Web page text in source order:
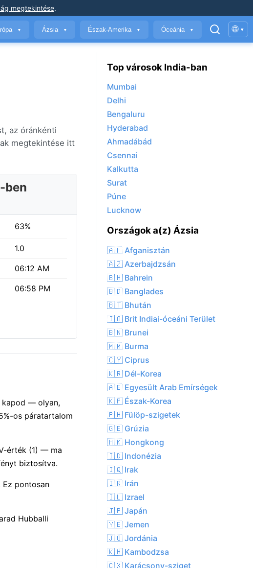
megtekintése.
▼ Ázsia ▼ Észak-Amerika ▼ Óceánia ▼ 🌐 ▾
az óránkénti
megtekintése itt
ben
63%
1.0
06:12 AM
06:58 PM
kapod — olyan,
os páratartalom
érték (1) — ma
biztosítva.
Ez pontosan
Hubballi
Top városok India-ban
Mumbai
Delhi
Bengaluru
Hyderabad
Ahmadábád
Csennai
Kalkutta
Surat
Púne
Lucknow
Országok a(z) Ázsia
🇦🇫 Afganisztán
🇦🇿 Azerbajdzsán
🇧🇭 Bahrein
🇧🇩 Banglades
🇧🇹 Bhután
🇮🇴 Brit Indiai-óceáni Terület
🇧🇳 Brunei
🇲🇲 Burma
🇨🇾 Ciprus
🇰🇷 Dél-Korea
🇦🇪 Egyesült Arab Emírségek
🇰🇵 Észak-Korea
🇵🇭 Fülöp-szigetek
🇬🇪 Grúzia
🇭🇰 Hongkong
🇮🇩 Indonézia
🇮🇶 Irak
🇮🇷 Irán
🇮🇱 Izrael
🇯🇵 Japán
🇾🇪 Jemen
🇯🇴 Jordánia
🇰🇭 Kambodzsa
🇨🇽 Karácsony-sziget